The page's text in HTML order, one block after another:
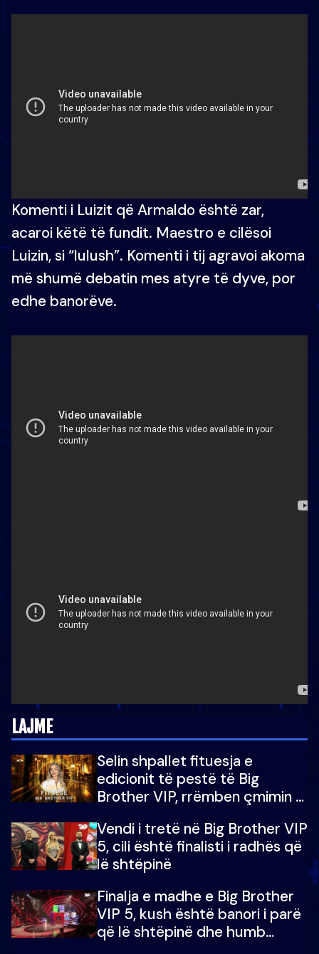
Komenti i Luizit që Armaldo është zar,
acaroi këtë të fundit. Maestro e cilësoi
Luizin, si “lulush”. Komenti i tij agravoi akoma
më shumë debatin mes atyre të dyve, por
edhe banorëve.
LAJME
Selin shpallet fituesja e
edicionit të pestë të Big
Brother VIP, rrëmben çmimin e
Vendi i tretë në Big Brother VIP
5, cili është finalisti i radhës që
lë shtëpinë
Finalja e madhe e Big Brother
VIP 5, kush është banori i parë
që lë shtëpinë dhe humb